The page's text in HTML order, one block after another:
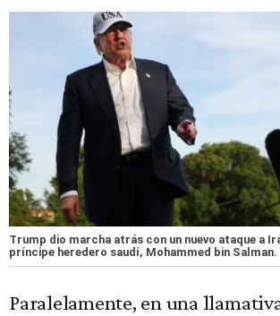
Trump dio marcha atrás con un nuevo ataque a
príncipe heredero saudí, Mohammed bin Salman.
Paralelamente, en una